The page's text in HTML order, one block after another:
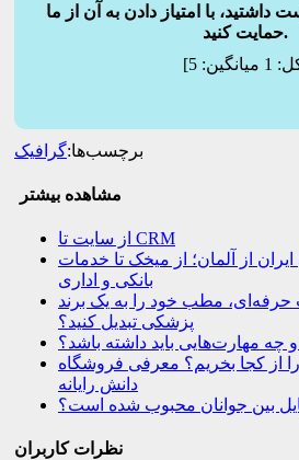
با امتیاز دادن به آن از ما
حمایت کنید.
1 میانگین:5
برچسب‌ها:گرافیک
مشاهده بیشتر
از سایت تا CRM
از آلمان؛ از میخک تا خدمات
بانکی و اداری
مطب خود را به یک برند
پزشکی تبدیل کنید؟
چه مهارت‌هایی باید داشته باشد؟
را از کجا بخریم؟ معرفی فروشگاه
دانش رایانه
بین جوانان محبوب شده است؟
نظرات کاربران